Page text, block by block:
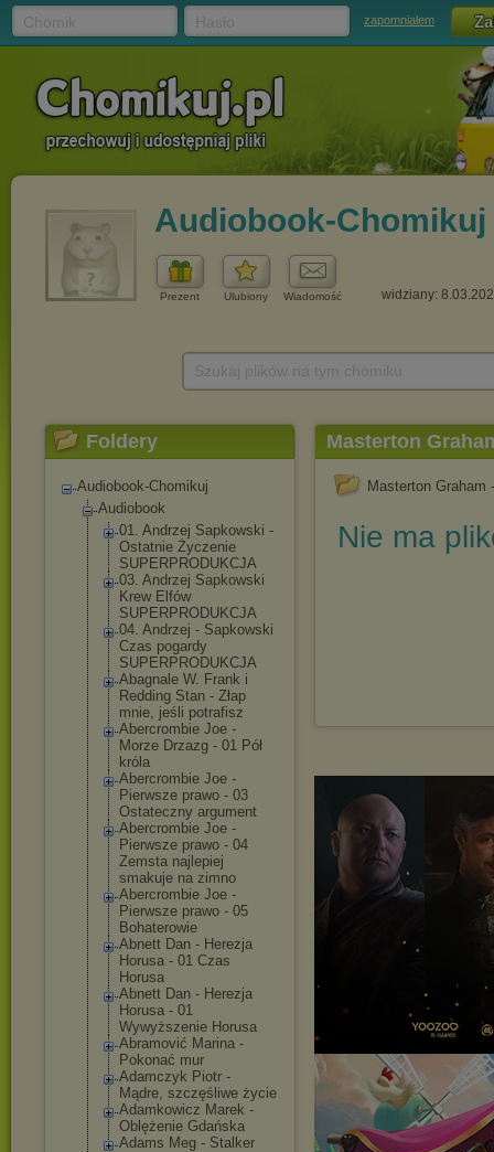
zapomniałem
Audiobook-Chomikuj
Prezent Ulubiony Wiadomość widziany:
Foldery
Audiobook-Chomikuj
Audiobook
01. Andrzej Sapkowski -
Ostatnie Życzenie
SUPERPRODUKCJA
03. Andrzej Sapkowski
Krew Elfów
SUPERPRODUKCJA
04. Andrzej - Sapkowski
Czas pogardy
SUPERPRODUKCJA
Abagnale W. Frank i
Redding Stan - Złap
mnie, jeśli potrafisz
Abercrombie Joe -
Morze Drzazg - 01 Pół
króla
Abercrombie Joe -
Pierwsze prawo - 03
Ostateczny argument
Abercrombie Joe -
Pierwsze prawo - 04
Zemsta najlepiej
smakuje na zimno
Abercrombie Joe -
Pierwsze prawo - 05
Bohaterowie
Abnett Dan - Herezja
Horusa - 01 Czas
Horusa
Abnett Dan - Herezja
Horusa - 01
Wywyższenie Horusa
Abramović Marina -
Pokonać mur
Adamczyk Piotr -
Mądre, szczęśliwe życie
Adamkowicz Marek -
Oblężenie Gdańska
Adams Meg - Stalker
Masterton
Masterton
Nie ma